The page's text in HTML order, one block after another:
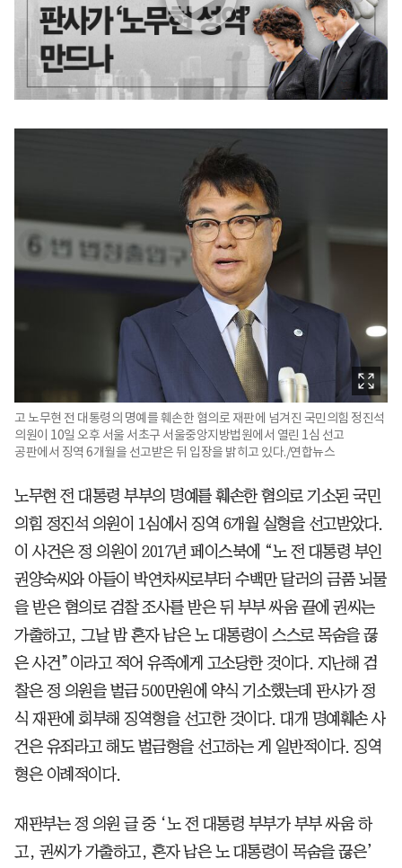
고 노무현 전 대통령의 명예를 훼손한 혐의로 재판에 넘겨진 국민의힘 정진석
의원이 10일 오후 서울 서초구 서울중앙지방법원에서 열린 1심 선고
공판에서 징역 6개월을 선고받은 뒤 입장을 밝히고 있다./연합뉴스
노무현 전 대통령 부부의 명예를 훼손한 혐의로 기소된 국민
의힘 정진석 의원이 1심에서 징역 6개월 실형을 선고받았다.
이 사건은 정 의원이 2017년 페이스북에 “노 전 대통령 부인
권양숙씨와 아들이 박연차씨로부터 수백만 달러의 금품 뇌물
을 받은 혐의로 검찰 조사를 받은 뒤 부부 싸움 끝에 권씨는
가출하고, 그날 밤 혼자 남은 노 대통령이 스스로 목숨을 끊
은 사건”이라고 적어 유족에게 고소당한 것이다. 지난해 검
찰은 정 의원을 벌금 500만원에 약식 기소했는데 판사가 정
식 재판에 회부해 징역형을 선고한 것이다. 대개 명예훼손 사
건은 유죄라고 해도 벌금형을 선고하는 게 일반적이다. 징역
형은 이례적이다.
재판부는 정 의원 글 중 ‘노 전 대통령 부부가 부부 싸움 하
고, 권씨가 가출하고, 혼자 남은 노 대통령이 목숨을 끊은’